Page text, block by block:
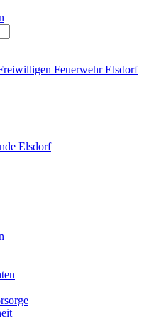
Feuerwehr Elsdorf
Elsdorf